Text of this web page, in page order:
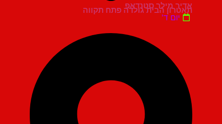
תאטרון הבית גולדה פתח תקווה
אדיר מילר סטנדאפ
יום ד'